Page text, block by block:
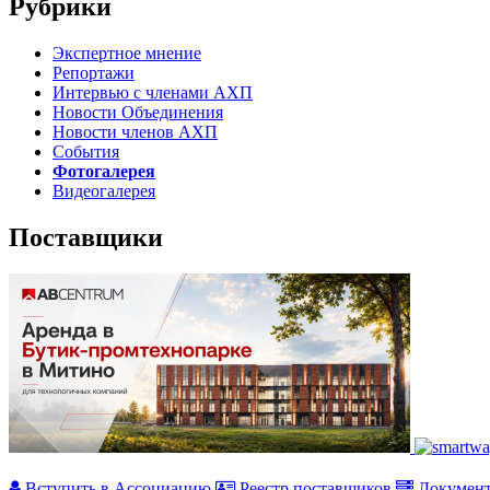
Рубрики
Экспертное мнение
Репортажи
Интервью с членами АХП
Новости Объединения
Новости членов АХП
События
Фотогалерея
Видеогалерея
Поставщики